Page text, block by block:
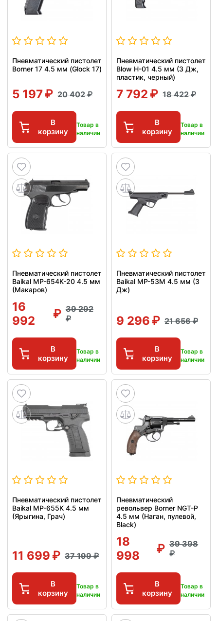
Пневматический пистолет
Borner 17 4.5 мм (Glock 17)
5 197 20 402
В
корзину
Товар в
наличии
Пневматический пистолет
Blow H-01 4.5 мм (3 Дж,
пластик, черный)
7 792 18 422
В
корзину
Товар в
наличии
Пневматический пистолет
Baikal МР-654К-20 4.5 мм
(Макаров)
16
992
39 292
В
корзину
Товар в
наличии
Пневматический пистолет
Baikal МР-53М 4.5 мм (3
Дж)
9 296 21 656
В
корзину
Товар в
наличии
Пневматический пистолет
Baikal МР-655К 4.5 мм
(Ярыгина, Грач)
11 699 37 199
В
корзину
Товар в
наличии
Пневматический
револьвер Borner NGT-P
4.5 мм (Наган, пулевой,
Black)
18
998
39 398
В
корзину
Товар в
наличии